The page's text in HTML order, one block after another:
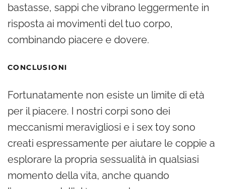
bastasse, sappi che vibrano leggermente in
risposta ai movimenti del tuo corpo,
combinando piacere e dovere.
CONCLUSIONI
Fortunatamente non esiste un limite di età
per il piacere. I nostri corpi sono dei
meccanismi meravigliosi e i sex toy sono
creati espressamente per aiutare le coppie a
esplorare la propria sessualità in qualsiasi
momento della vita, anche quando